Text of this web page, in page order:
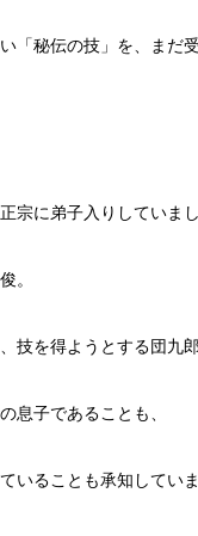
「秘伝の技」を、まだ
宗に弟子入りしていまし
。
技を得ようとする団九郎
息子であることも、
いることも承知していま